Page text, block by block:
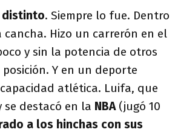
distinto. Siempre lo fue. Dentro
Hizo un carrerón en el
y sin la potencia de otros
Y en un deporte
atlética. Luifa, que
se destacó en la NBA(jugó 10
a los hinchas con sus